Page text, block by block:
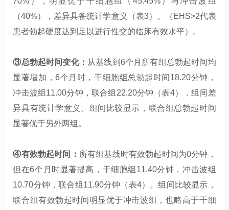
（40%），差异具备统计学意义（表3）。（EHS>2代表
患者‌勃起硬度达到足以进行性交的临床有效水平）。
③总勃起时间变化： 从基线到6个月所有组总勃起时间均
显著增加，6个月时，干细胞组总勃起时间18.20分钟，
冲击波组11.00分钟，联合组22.20分钟（表4），组间差
异具有统计学意义。组间比较显示，联合组总勃起时间
显著优于另外两组。
④有效勃起时间： 所有组基线时有效勃起时间为0分钟，
但在6个月时显著提高，干细胞组11.40分钟，冲击波组
10.70分钟，联合组11.90分钟（表4）。组间比较显示，
联合组有效勃起时间明显优于冲击波组，也略高于干细